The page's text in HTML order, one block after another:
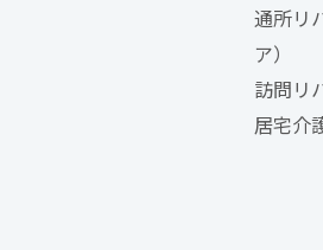
通所リ
ア）
訪問リ
居宅介